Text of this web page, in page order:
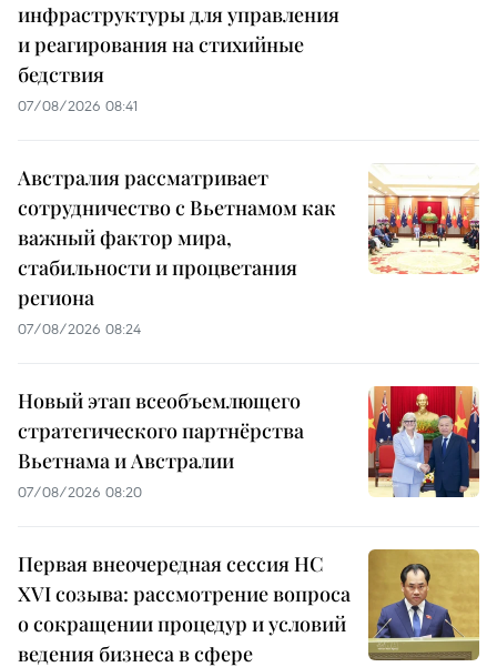
инфраструктуры для управления
и реагирования на стихийные
бедствия
07/08/2026 08:41
Австралия рассматривает
сотрудничество с Вьетнамом как
важный фактор мира,
стабильности и процветания
региона
07/08/2026 08:24
Новый этап всеобъемлющего
стратегического партнёрства
Вьетнама и Австралии
07/08/2026 08:20
Первая внеочередная сессия НС
XVI созыва: рассмотрение вопроса
о сокращении процедур и условий
ведения бизнеса в сфере